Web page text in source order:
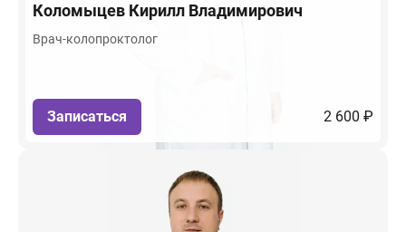
Коломыцев Кирилл Владимирович
Врач-колопроктолог
Записаться 2 600 ₽